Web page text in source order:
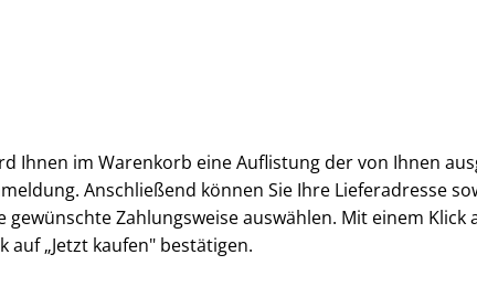
Ihnen im Warenkorb eine Auflistung der von Ihnen
Anschließend können Sie Ihre Lieferadresse
Zahlungsweise auswählen. Mit einem
„Jetzt kaufen" bestätigen.